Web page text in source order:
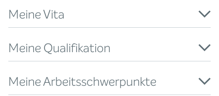
Meine Vita
Meine Qualifikation
Meine Arbeitsschwerpunkte